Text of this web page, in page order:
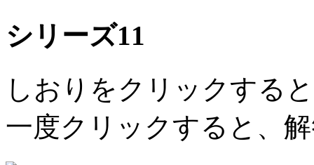
シリーズ11
しおりをクリックする
一度クリックすると、